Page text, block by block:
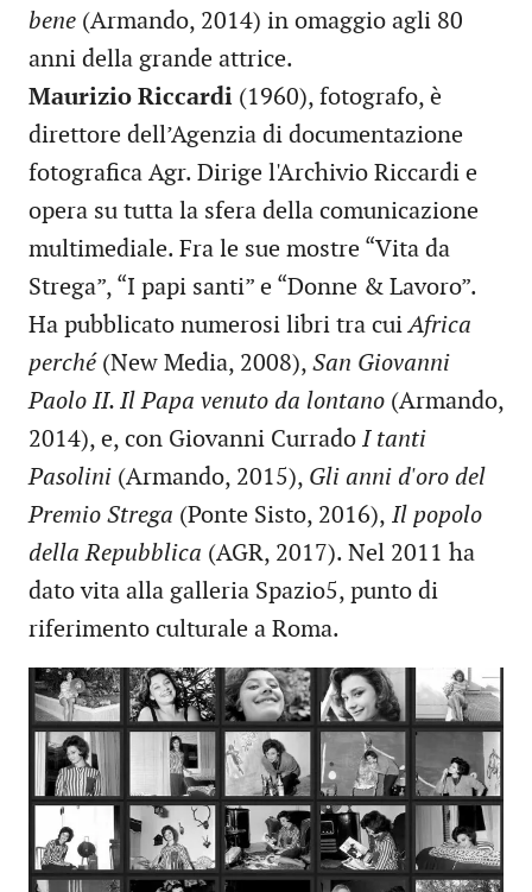
bene (Armando, 2014) in omaggio agli 80
anni della grande attrice.
Maurizio Riccardi (1960), fotografo, è
direttore dell’Agenzia di documentazione
fotografica Agr. Dirige l'Archivio Riccardi e
opera su tutta la sfera della comunicazione
multimediale. Fra le sue mostre “Vita da
Strega”, “I papi santi” e “Donne & Lavoro”.
Ha pubblicato numerosi libri tra cuiAfrica
perché(New Media, 2008), San Giovanni
Paolo II. Il Papa venuto da lontano (Armando,
2014), e, con Giovanni Currado I tanti
Pasolini (Armando, 2015), Gli anni d'oro del
Premio Strega (Ponte Sisto, 2016), Il popolo
della Repubblica (AGR, 2017). Nel 2011 ha
dato vita alla galleria Spazio5, punto di
riferimento culturale a Roma.